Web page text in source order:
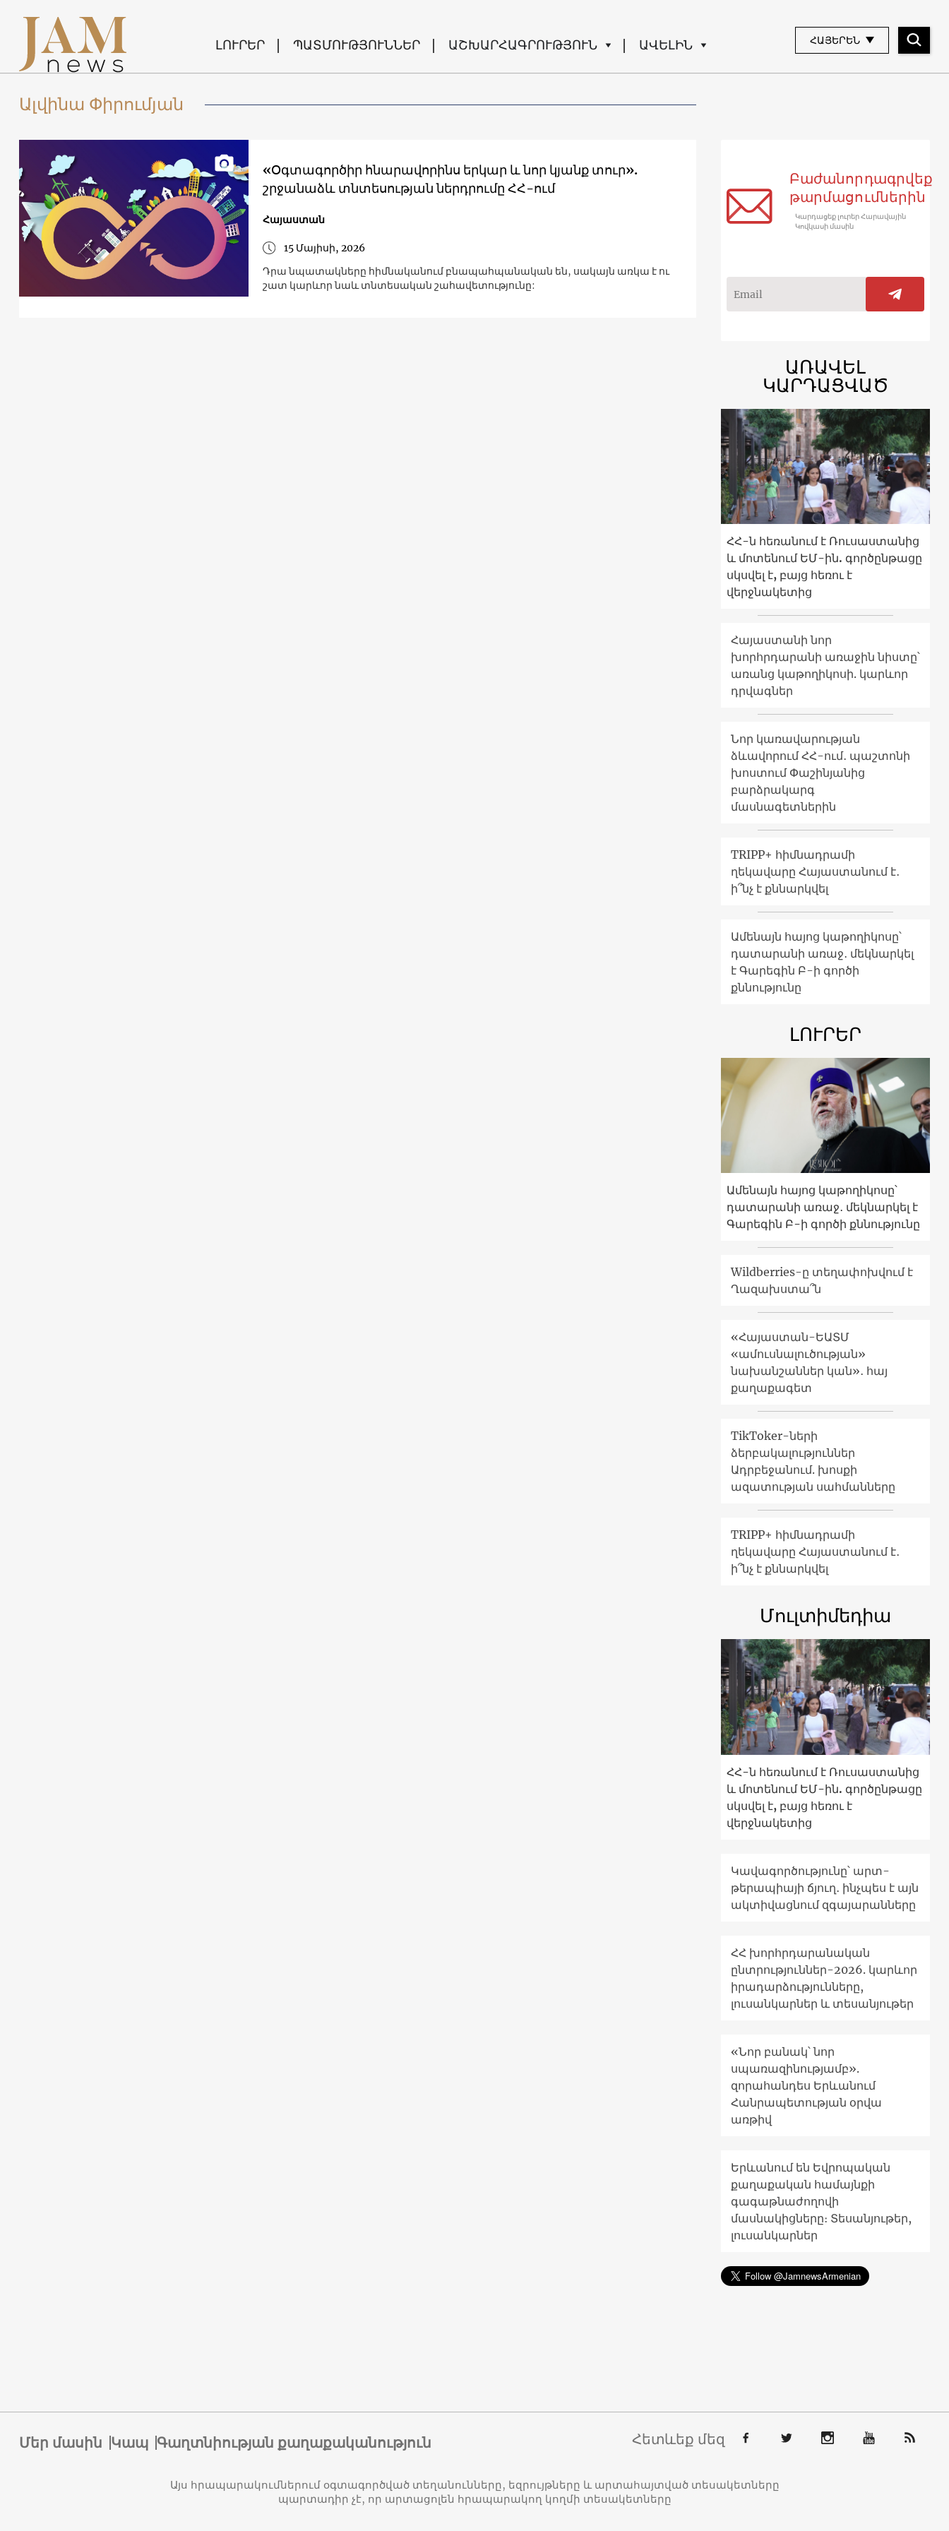
ԼՈՒՐԵՐ ՊԱՏՄՈՒԹՅՈՒՆՆԵՐ ԱՇԽԱՐՀԱԳՐՈՒԹՅՈՒՆ ԱՎԵԼԻՆ ՀԱՅԵՐԵՆ
Ալվինա Փիրումյան
«Օգտագործիր հնարավորինս երկար և նոր կյանք տուր».
շրջանաձև տնտեսության ներդրումը ՀՀ-ում
Հայաստան
15 Մայիսի, 2026
Դրա նպատակները հիմնականում բնապահպանական են, սակայն առկա է ու
շատ կարևոր նաև տնտեսական շահավետությունը:
Բաժանորդագրվեք
թարմացումներին
Կարդացեք լուրեր Հարավային
Կովկասի մասին
ԱՌԱՎԵԼ
ԿԱՐԴԱՑՎԱԾ
ՀՀ-ն հեռանում է Ռուսաստանից
և մոտենում ԵՄ-ին. գործընթացը
սկսվել է, բայց հեռու է
վերջնակետից
Հայաստանի նոր
խորհրդարանի առաջին նիստը՝
առանց կաթողիկոսի. կարևոր
դրվագներ
Նոր կառավարության
ձևավորում ՀՀ-ում․ պաշտոնի
խոստում Փաշինյանից
բարձրակարգ
մասնագետներին
TRIPP+ հիմնադրամի
ղեկավարը Հայաստանում է․
ի՞նչ է քննարկվել
Ամենայն հայոց կաթողիկոսը՝
դատարանի առաջ․ մեկնարկել
է Գարեգին Բ-ի գործի
քննությունը
ԼՈՒՐԵՐ
Ամենայն հայոց կաթողիկոսը՝
դատարանի առաջ․ մեկնարկել է
Գարեգին Բ-ի գործի քննությունը
Wildberries-ը տեղափոխվում է
Ղազախստա՞ն
«Հայաստան-ԵԱՏՄ
«ամուսնալուծության»
նախանշաններ կան»․ հայ
քաղաքագետ
TikToker-ների
ձերբակալություններ
Ադրբեջանում. խոսքի
ազատության սահմանները
TRIPP+ հիմնադրամի
ղեկավարը Հայաստանում է․
ի՞նչ է քննարկվել
Մուլտիմեդիա
ՀՀ-ն հեռանում է Ռուսաստանից
և մոտենում ԵՄ-ին. գործընթացը
սկսվել է, բայց հեռու է
վերջնակետից
Կավագործությունը՝ արտ-
թերապիայի ճյուղ․ ինչպես է այն
ակտիվացնում զգայարանները
ՀՀ խորհրդարանական
ընտրություններ-2026. կարևոր
իրադարձությունները,
լուսանկարներ և տեսանյութեր
«Նոր բանակ՝ նոր
սպառազինությամբ».
զորահանդես Երևանում
Հանրապետության օրվա
առթիվ
Երևանում են Եվրոպական
քաղաքական համայնքի
գագաթնաժողովի
մասնակիցները։ Տեսանյութեր,
լուսանկարներ
Մեր մասին Կապ Գաղտնիության քաղաքականություն Հետևեք մեզ
Այս հրապարակումներում օգտագործված տեղանունները, եզրույթները և արտահայտված տեսակետները
պարտադիր չէ, որ արտացոլեն հրապարակող կողմի տեսակետները